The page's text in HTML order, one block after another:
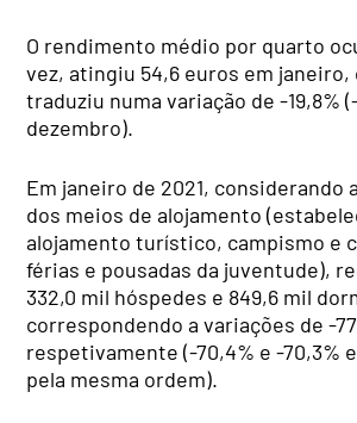
O rendimento médio por quarto
vez, atingiu 54,6 euros em janeiro,
traduziu numa variação de -19,8%
dezembro).
Em janeiro de 2021, considerando
dos meios de alojamento
alojamento turístico, campismo e
férias e pousadas da juventude),
332,0 mil hóspedes e 849,6 mil
correspondendo a variações de -
respetivamente (-70,4% e -70,3%
pela mesma ordem).